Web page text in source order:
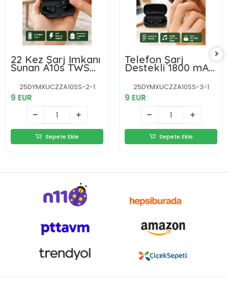
22 Kez Şarj İmkanı
Sunan A10s TWS
Bluetooth Stereo
Kulaklık Yeni Nesil
25DYMXUCZZA10SS-2-1
9 EUR
Sepete Ekle
Telefon Şarj
Destekli 1800 mAh
A10s TWS
Kablosuz Kulak İçi
Kulaklık Yeni Nesil
25DYMXUCZZA10SS-3-1
9 EUR
Sepete Ekle